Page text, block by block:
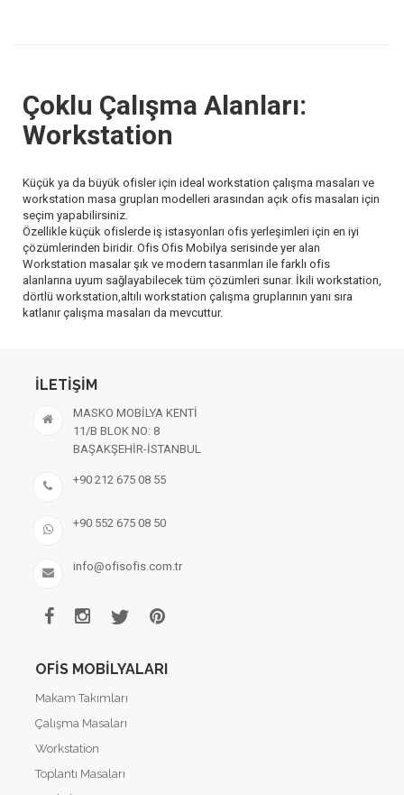
Çoklu Çalışma Alanları:
Workstation
Küçük ya da büyük ofisler için ideal workstation çalışma masaları ve
workstation masa grupları modelleri arasından açık ofis masaları için
seçim yapabilirsiniz.
Özellikle küçük ofislerde iş istasyonları ofis yerleşimleri için en iyi
çözümlerinden biridir. Ofis Ofis Mobilya serisinde yer alan
Workstation masalar şık ve modern tasarımları ile farklı ofis
alanlarına uyum sağlayabilecek tüm çözümleri sunar. İkili workstation,
dörtlü workstation,altılı workstation çalışma gruplarının yanı sıra
katlanır çalışma masaları da mevcuttur.
İLETIŞIM
MASKO MOBİLYA KENTİ
11/B BLOK NO: 8
BAŞAKŞEHİR-İSTANBUL
+90 212 675 08 55
+90 552 675 08 50
info@ofisofis.com.tr
OFIS MOBILYALARI
Makam Takımları
Çalışma Masaları
Workstation
Toplantı Masaları